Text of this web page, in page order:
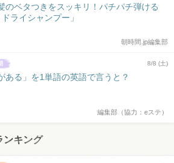
のベタつきをスッキリ！パチパチ弾ける
ドライシャンプー」
朝時間.jp編集部
8/8 (土)
ある」を1単語の英語で言うと？
編集部（協力：eステ）
ンキング